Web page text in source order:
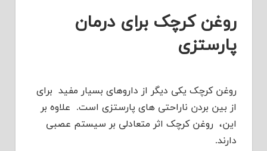
روغن کرچک برای درمان
پارستزی
روغن کرچک یکی دیگر از داروهای بسیار مفید برای
از بین بردن ناراحتی های پارستزی است. علاوه بر
این، روغن کرچک اثر متعادلی بر سیستم عصبی
دارند.